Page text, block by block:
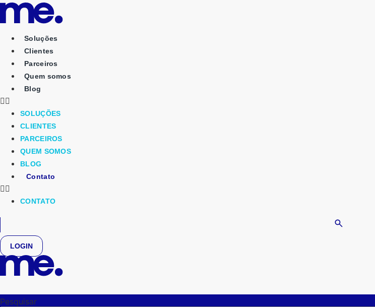
Ir
conteúdoSoluções
Clientes
Parceiros
Quem somos
Blog
SOLUÇÕES
CLIENTES
PARCEIROS
QUEM SOMOS
BLOG
Contato
CONTATO
LOGIN
Pesquisar